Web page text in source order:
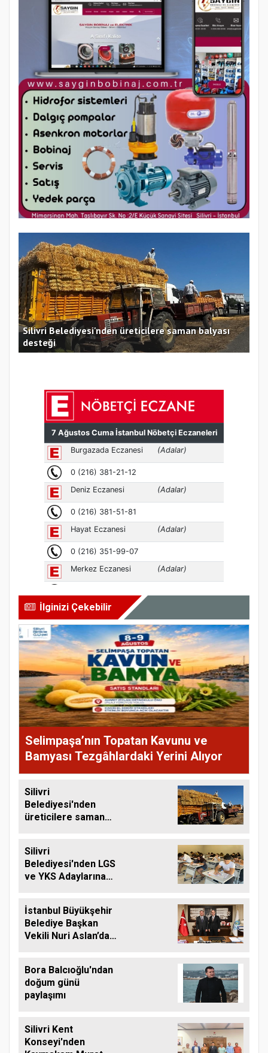
Silivri Belediyesi'nden LGS ve YKS Adaylarına
Ücretsiz Eğitim Desteği
İlginizi Çekebilir
Selimpaşa’nın Topatan Kavunu ve
Bamyası Tezgâhlardaki Yerini Alıyor
Silivri
Belediyesi'nden
üreticilere saman
Silivri
Belediyesi'nden LGS
ve YKS Adaylarına
İstanbul Büyükşehir
Belediye Başkan
Vekili Nuri Aslan’dan
Bora Balcıoğlu'ndan
doğum günü
paylaşımı
Silivri Kent
Konseyi'nden